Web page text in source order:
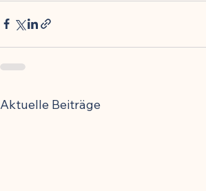
Aktuelle Beiträge